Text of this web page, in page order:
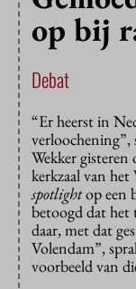
op bij
Debat
“Er heerst in
verloochening”,
Wekker gisteren
kerkzaal van
spotlightop een
betoogd dat het
daar, met dat
Volendam”,
voorbeeld van